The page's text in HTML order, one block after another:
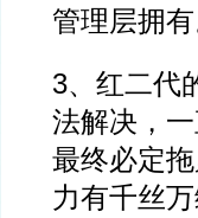
管理层拥有
3、红二代
法解决，
最终必定
力有千丝万